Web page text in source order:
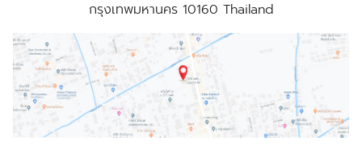
กรุงเทพมหานคร 10160 Thailand